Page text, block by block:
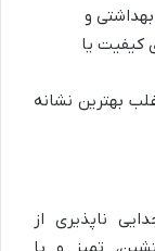
و
کیفیت یا
بهترین نشانه
ناپذیری از